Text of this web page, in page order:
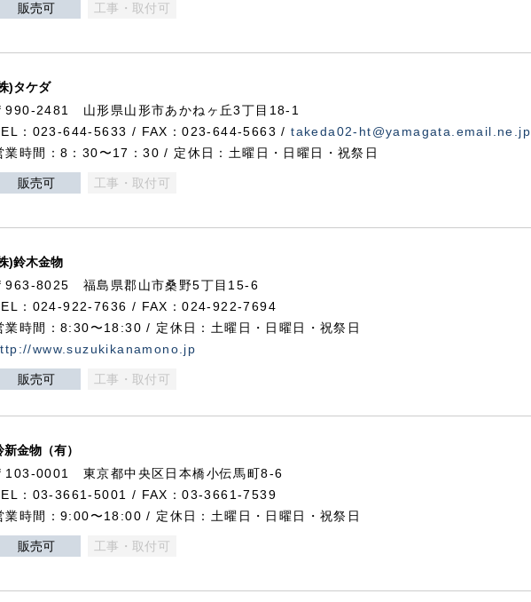
販売可 工事・取付可
)タケダ
990-2481 山形県山形市あかねヶ丘3丁目18-1
：023-644-5633 / FAX：023-644-5663 /takeda02-ht@yamagata.email.ne.jp
業時間：8：30〜17：30 / 定休日：土曜日・日曜日・祝祭日
販売可 工事・取付可
)鈴木金物
963-8025 福島県郡山市桑野5丁目15-6
：024-922-7636 / FAX：024-922-7694
業時間：8:30〜18:30 / 定休日：土曜日・日曜日・祝祭日
www.suzukikanamono.jp
販売可 工事・取付可
新金物（有）
103-0001 東京都中央区日本橋小伝馬町8-6
：03-3661-5001 / FAX：03-3661-7539
業時間：9:00〜18:00 / 定休日：土曜日・日曜日・祝祭日
販売可 工事・取付可